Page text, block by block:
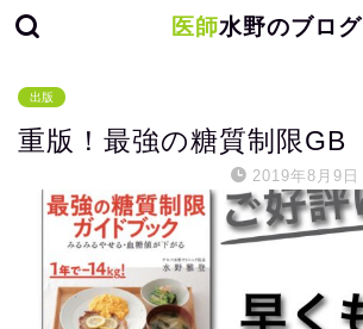
医師水野のブログ
出版
重版！最強の糖質制限GB
2019年8月9日